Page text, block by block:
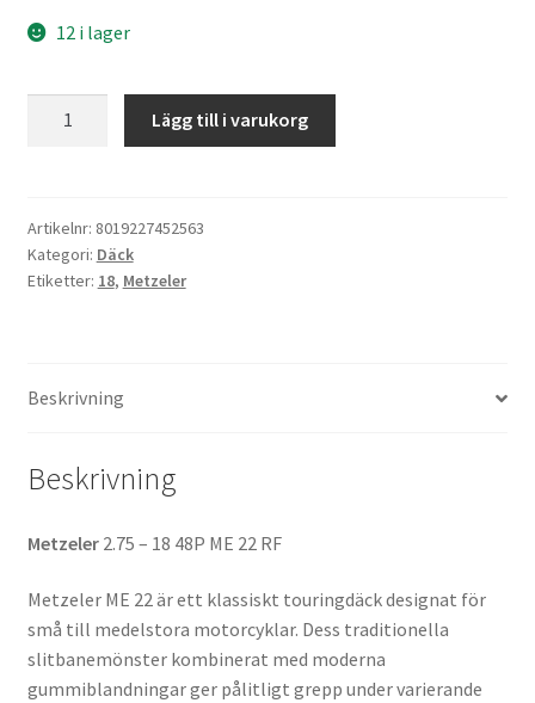
12 i lager
48P
ME
22
Lägg till i varukorg
Artikelnr: 8019227452563
Kategori: Däck
Etiketter: 18, Metzeler
Beskrivning
Beskrivning
Metzeler 2.75 – 18 48P ME 22 RF
Metzeler ME 22 är ett klassiskt touringdäck designat för
små till medelstora motorcyklar. Dess traditionella
slitbanemönster kombinerat med moderna
gummiblandningar ger pålitligt grepp under varierande